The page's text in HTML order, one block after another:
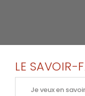
LE SAVOIR-
Je veux en